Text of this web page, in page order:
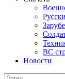
ВС
Новости